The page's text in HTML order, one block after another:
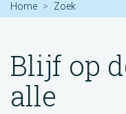
Home Zoek
Blijf op
alle